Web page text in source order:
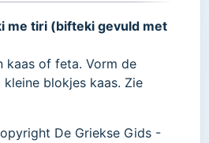
me tiri (bifteki gevuld met
kaas of feta. Vorm de
blokjes kaas. Zie
De Griekse Gids -